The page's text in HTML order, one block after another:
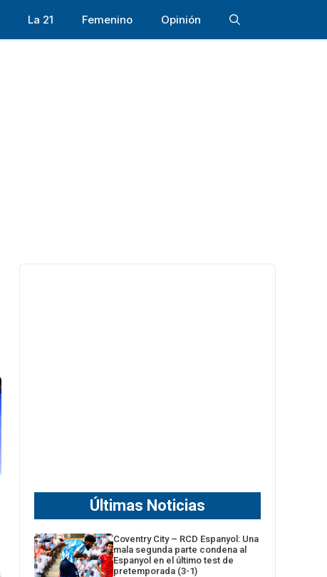
La 21 Femenino Opinión
Últimas Noticias
Coventry City – RCD Espanyol: Una
mala segunda parte condena al
Espanyol en el último test de
pretemporada (3-1)